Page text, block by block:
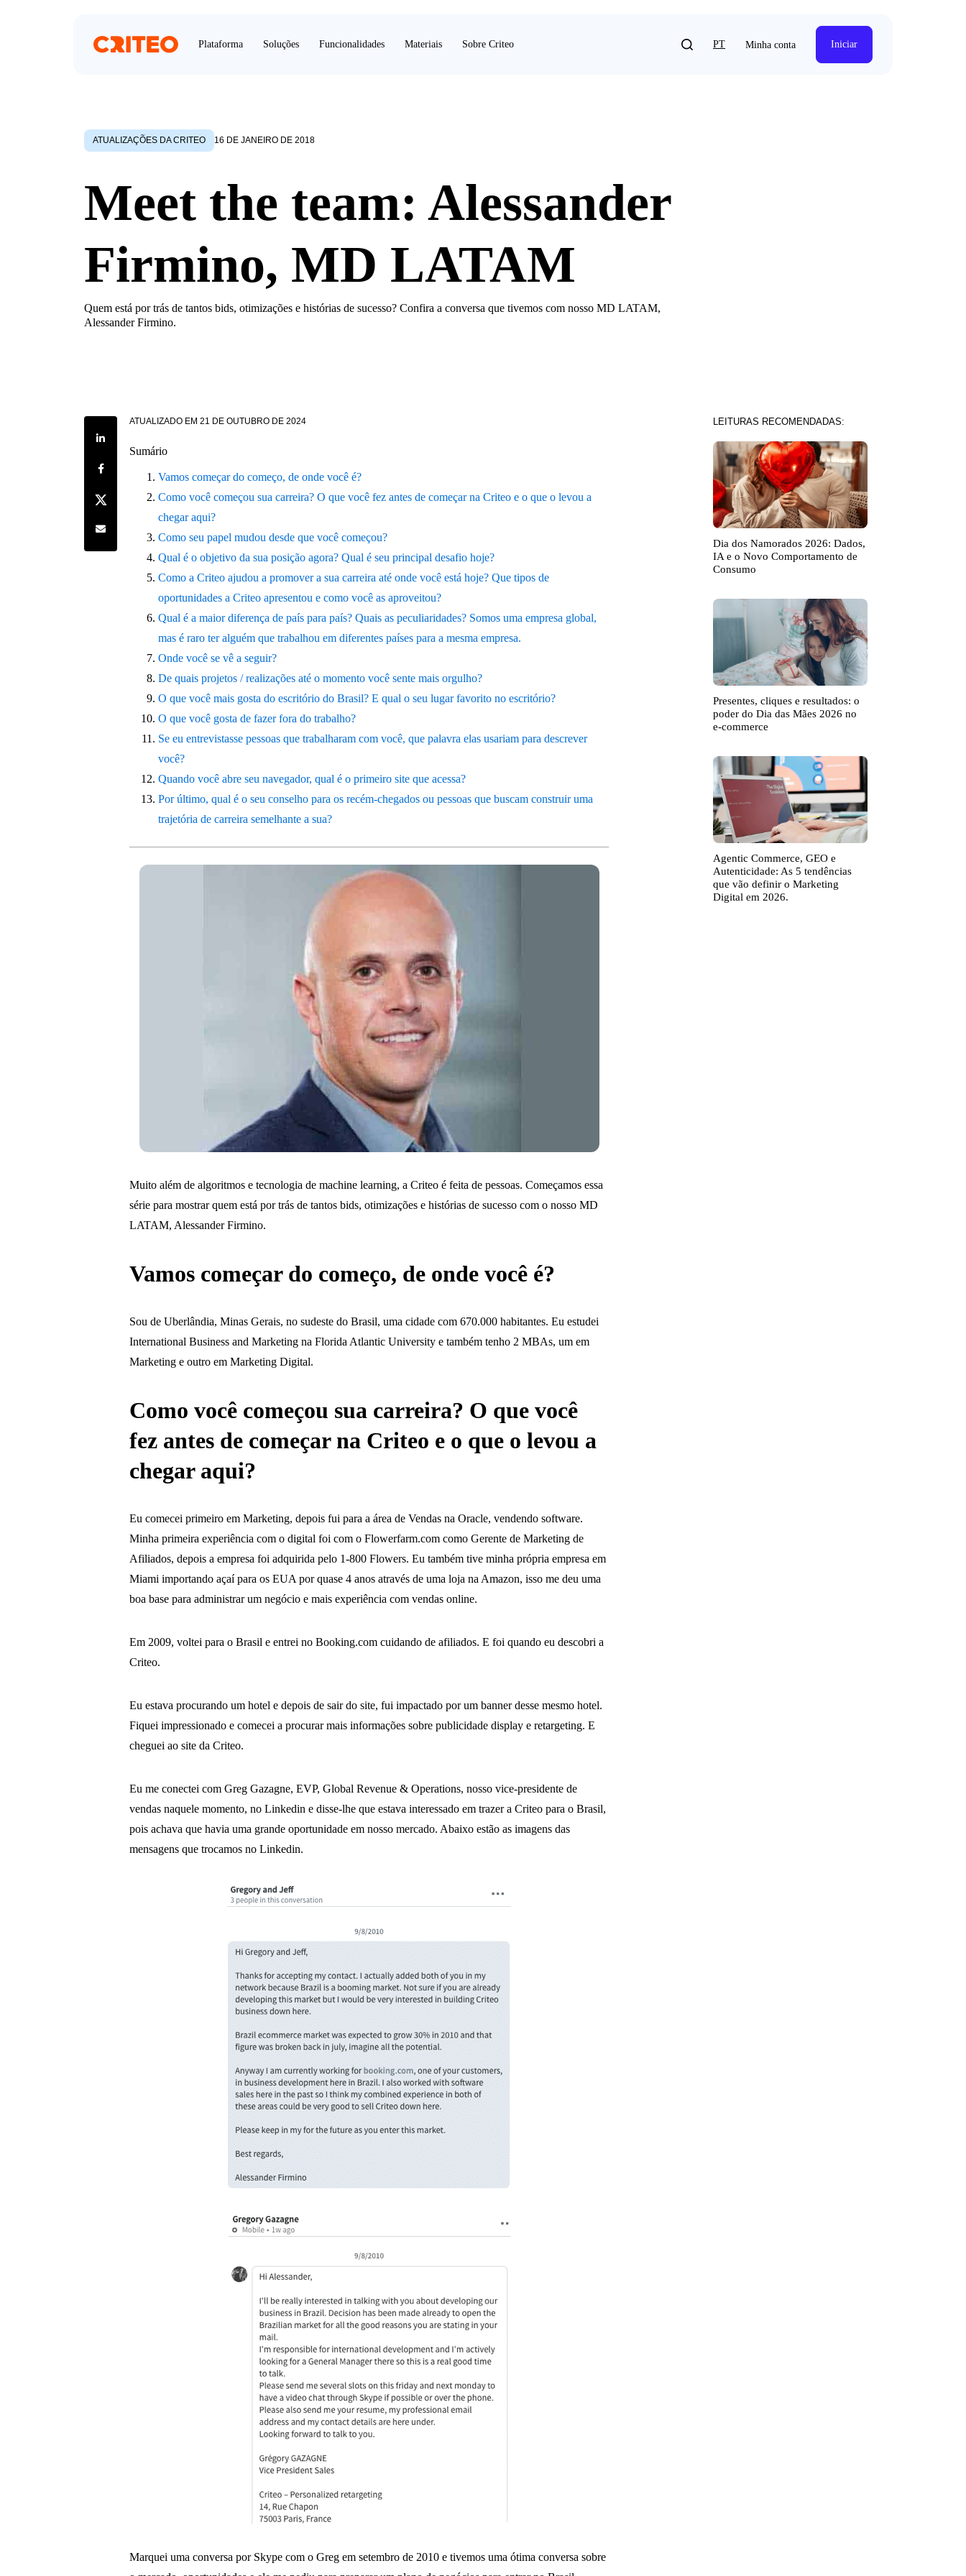
Plataforma Soluções Funcionalidades Materiais Sobre Criteo PT Minha conta Iniciar
ATUALIZAÇÕES DA CRITEO 16 DE JANEIRO DE 2018
Meet the team: Alessander
Firmino, MD LATAM
Quem está por trás de tantos bids, otimizações e histórias de sucesso? Confira a conversa que tivemos com nosso MD LATAM,
Alessander Firmino.
Share on LinkedIn
Share on Facebook
Share on Twitter
Share by e-mail
ATUALIZADO EM 21 DE OUTUBRO DE 2024
Sumário
Vamos começar do começo, de onde você é?
Como você começou sua carreira? O que você fez antes de começar na Criteo e o que o levou a
chegar aqui?
Como seu papel mudou desde que você começou?
Qual é o objetivo da sua posição agora? Qual é seu principal desafio hoje?
Como a Criteo ajudou a promover a sua carreira até onde você está hoje? Que tipos de
oportunidades a Criteo apresentou e como você as aproveitou?
Qual é a maior diferença de país para país? Quais as peculiaridades? Somos uma empresa global,
mas é raro ter alguém que trabalhou em diferentes países para a mesma empresa.
Onde você se vê a seguir?
De quais projetos / realizações até o momento você sente mais orgulho?
O que você mais gosta do escritório do Brasil? E qual o seu lugar favorito no escritório?
O que você gosta de fazer fora do trabalho?
Se eu entrevistasse pessoas que trabalharam com você, que palavra elas usariam para descrever
você?
Quando você abre seu navegador, qual é o primeiro site que acessa?
Por último, qual é o seu conselho para os recém-chegados ou pessoas que buscam construir uma
trajetória de carreira semelhante a sua?
Muito além de algoritmos e tecnologia de machine learning, a Criteo é feita de pessoas. Começamos essa
série para mostrar quem está por trás de tantos bids, otimizações e histórias de sucesso com o nosso MD
LATAM, Alessander Firmino.
Vamos começar do começo, de onde você é?
Sou de Uberlândia, Minas Gerais, no sudeste do Brasil, uma cidade com 670.000 habitantes. Eu estudei
International Business and Marketing na Florida Atlantic University e também tenho 2 MBAs, um em
Marketing e outro em Marketing Digital.
Como você começou sua carreira? O que você
fez antes de começar na Criteo e o que o levou a
chegar aqui?
Eu comecei primeiro em Marketing, depois fui para a área de Vendas na Oracle, vendendo software.
Minha primeira experiência com o digital foi com o Flowerfarm.com como Gerente de Marketing de
Afiliados, depois a empresa foi adquirida pelo 1-800 Flowers. Eu também tive minha própria empresa em
Miami importando açaí para os EUA por quase 4 anos através de uma loja na Amazon, isso me deu uma
boa base para administrar um negócio e mais experiência com vendas online.
Em 2009, voltei para o Brasil e entrei no Booking.com cuidando de afiliados. E foi quando eu descobri a
Criteo.
Eu estava procurando um hotel e depois de sair do site, fui impactado por um banner desse mesmo hotel.
Fiquei impressionado e comecei a procurar mais informações sobre publicidade display e retargeting. E
cheguei ao site da Criteo.
Eu me conectei com Greg Gazagne, EVP, Global Revenue & Operations, nosso vice-presidente de
vendas naquele momento, no Linkedin e disse-lhe que estava interessado em trazer a Criteo para o Brasil,
pois achava que havia uma grande oportunidade em nosso mercado. Abaixo estão as imagens das
mensagens que trocamos no Linkedin.
Marquei uma conversa por Skype com o Greg em setembro de 2010 e tivemos uma ótima conversa sobre
LEITURAS RECOMENDADAS:
Dia dos Namorados 2026: Dados,
IA e o Novo Comportamento de
Consumo
Presentes, cliques e resultados: o
poder do Dia das Mães 2026 no
e-commerce
Agentic Commerce, GEO e
Autenticidade: As 5 tendências
que vão definir o Marketing
Digital em 2026.